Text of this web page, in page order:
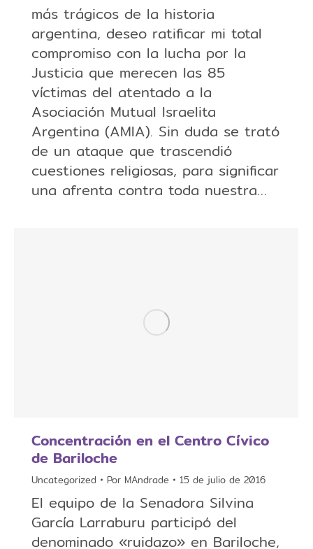
más trágicos de la historia
argentina, deseo ratificar mi total
compromiso con la lucha por la
Justicia que merecen las 85
víctimas del atentado a la
Asociación Mutual Israelita
Argentina (AMIA). Sin duda se trató
de un ataque que trascendió
cuestiones religiosas, para significar
una afrenta contra toda nuestra…
Concentración en el Centro Cívico
de Bariloche
Uncategorized Por MAndrade 15 de julio de 2016
El equipo de la Senadora Silvina
García Larraburu participó del
denominado «ruidazo» en Bariloche,